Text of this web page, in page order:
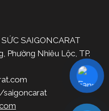
SAIGONCARAT
Phường Nhiêu Lộc, TP.